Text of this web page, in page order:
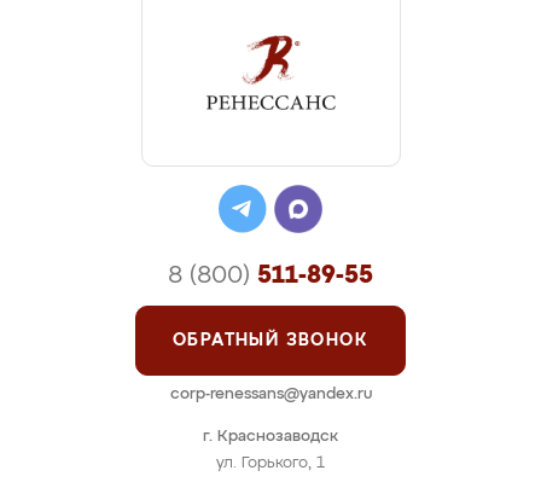
г. Краснозаводск
ул. Горького, 1
8 (800) 511-89-55
ОБРАТНЫЙ ЗВОНОК
corp-renessans@yandex.ru